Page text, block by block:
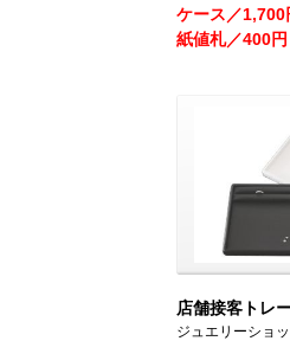
ケース／1,700
紙値札／400
店舗接客トレ
ジュエリーショ